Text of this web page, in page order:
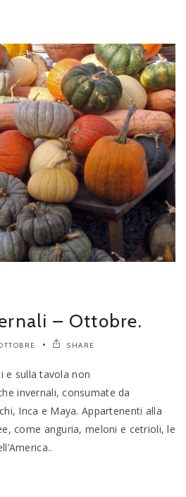
– Ottobre.
SHARE
e sulla tavola non
invernali, consumate da
Inca e Maya. Appartenenti alla
come anguria, meloni e cetrioli, le